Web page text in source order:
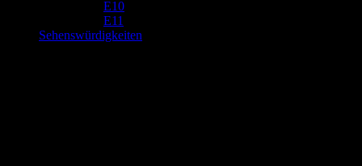
E10
E11
Sehenswürdigkeiten